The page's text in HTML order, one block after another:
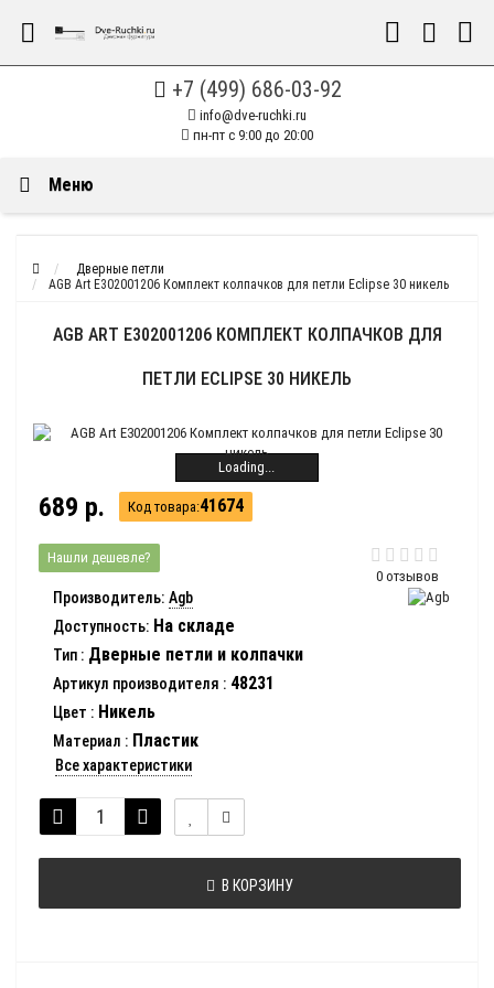
+7 (499) 686-03-92
info@dve-ruchki.ru
пн-пт с 9:00 до 20:00
Меню
Дверные петли
AGB Art E302001206 Комплект колпачков для петли Eclipse 30 никель
AGB ART E302001206 КОМПЛЕКТ КОЛПАЧКОВ ДЛЯ
ПЕТЛИ ECLIPSE 30 НИКЕЛЬ
Loading...
0 отзывов
689 р. Код товара:41674
Нашли дешевле?
Производитель: Agb
Доступность: На складе
Тип : Дверные петли и колпачки
Артикул производителя : 48231
Цвет : Никель
Материал : Пластик
Все характеристики
В КОРЗИНУ